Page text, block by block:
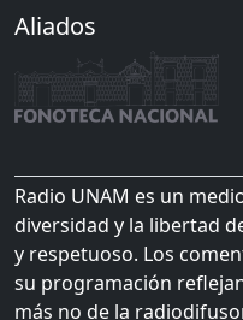
Aliados
Radio UNAM es un
diversidad y la libertad
y respetuoso. Los
su programación
más no de la